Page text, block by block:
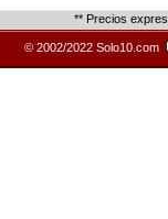
** Precios
© 2002/2022 Solo10.com